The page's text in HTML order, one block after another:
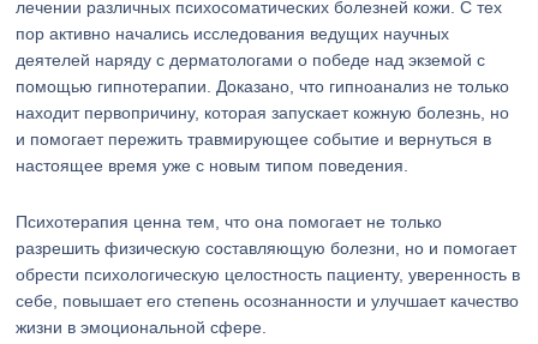
лечении различных психосоматических болезней кожи. С тех
пор активно начались исследования ведущих научных
деятелей наряду с дерматологами о победе над экземой с
помощью гипнотерапии. Доказано, что гипноанализ не только
находит первопричину, которая запускает кожную болезнь, но
и помогает пережить травмирующее событие и вернуться в
настоящее время уже с новым типом поведения.
Психотерапия ценна тем, что она помогает не только
разрешить физическую составляющую болезни, но и помогает
обрести психологическую целостность пациенту, уверенность в
себе, повышает его степень осознанности и улучшает качество
жизни в эмоциональной сфере.